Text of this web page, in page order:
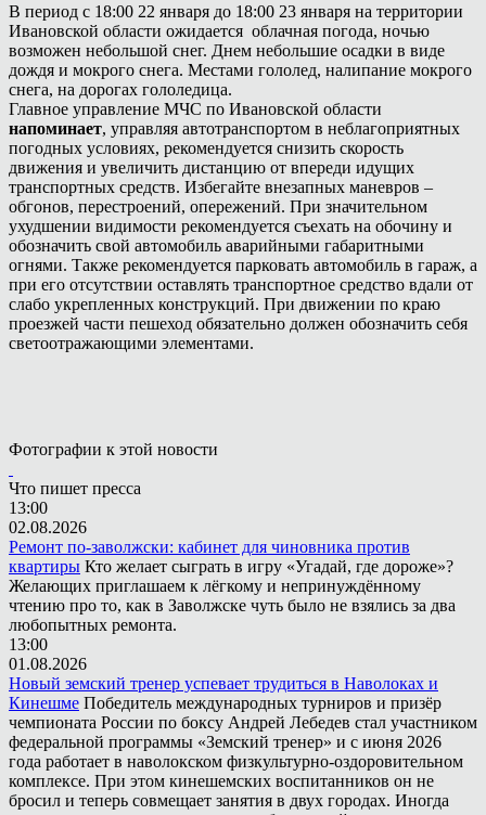
В период с 18:00 22 января до 18:00 23 января на территории
Ивановской области ожидается облачная погода, ночью
возможен небольшой снег. Днем небольшие осадки в виде
дождя и мокрого снега. Местами гололед, налипание мокрого
снега, на дорогах гололедица.
Главное управление МЧС по Ивановской области
напоминает, управляя автотранспортом в неблагоприятных
погодных условиях, рекомендуется снизить скорость
движения и увеличить дистанцию от впереди идущих
транспортных средств. Избегайте внезапных маневров –
обгонов, перестроений, опережений. При значительном
ухудшении видимости рекомендуется съехать на обочину и
обозначить свой автомобиль аварийными габаритными
огнями. Также рекомендуется парковать автомобиль в гараж, а
при его отсутствии оставлять транспортное средство вдали от
слабо укрепленных конструкций. При движении по краю
проезжей части пешеход обязательно должен обозначить себя
светоотражающими элементами.
Фотографии к этой новости
Что пишет пресса
13:00
02.08.2026
Ремонт по-заволжски: кабинет для чиновника против
квартиры Кто желает сыграть в игру «Угадай, где дороже»?
Желающих приглашаем к лёгкому и непринуждённому
чтению про то, как в Заволжске чуть было не взялись за два
любопытных ремонта.
13:00
01.08.2026
Новый земский тренер успевает трудиться в Наволоках и
Кинешме Победитель международных турниров и призёр
чемпионата России по боксу Андрей Лебедев стал участником
федеральной программы «Земский тренер» и с июня 2026
года работает в наволокском физкультурно-оздоровительном
комплексе. При этом кинешемских воспитанников он не
бросил и теперь совмещает занятия в двух городах. Иногда